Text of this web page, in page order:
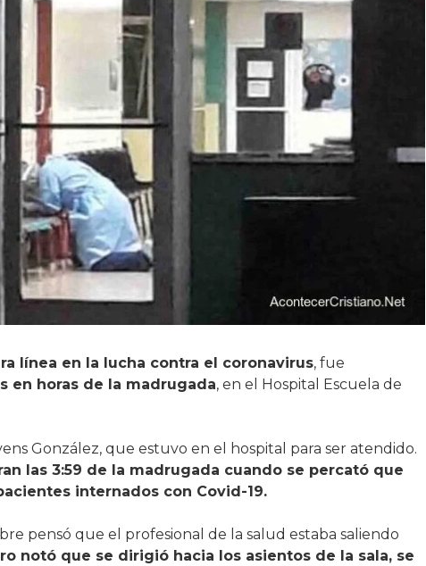
línea en la lucha contra el coronavirus, fue
en horas de la madrugada, en el Hospital Escuela de
González, que estuvo en el hospital para ser atendido.
las 3:59 de la madrugada cuando se percató que
internados con Covid-19.
pensó que el profesional de la salud estaba saliendo
notó que se dirigió hacia los asientos de la sala, se